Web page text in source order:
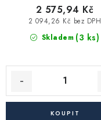
Skladem (3 ks)
2 094,26 Kč bez DPH
2 575,94 Kč